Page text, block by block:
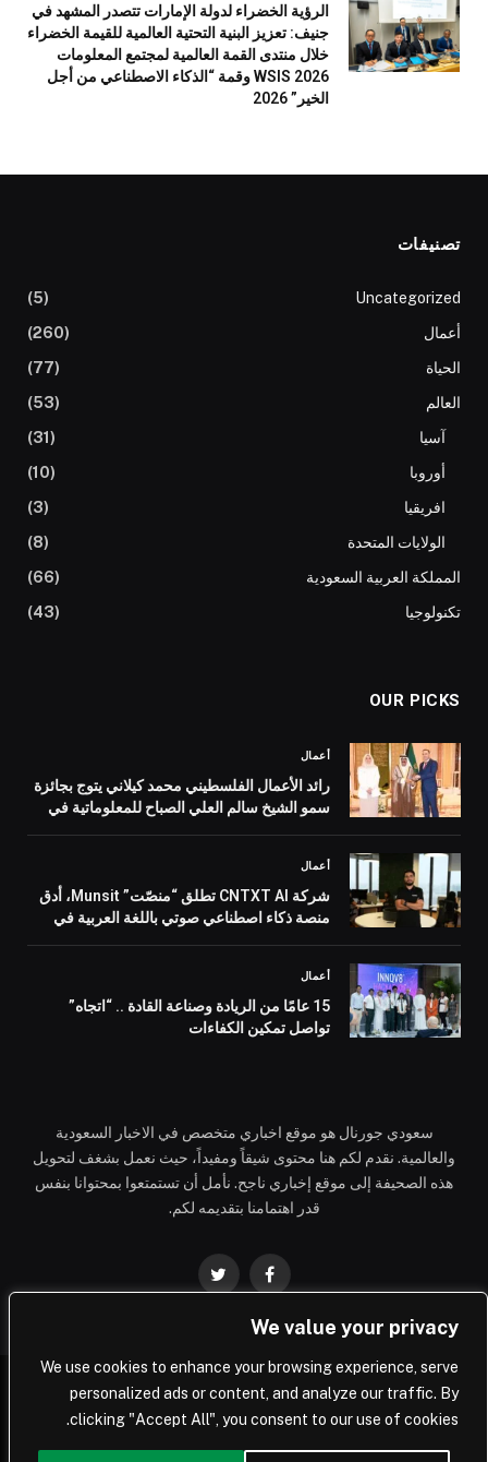
We value your privacy
We use cookies to enhance your browsing experience, serve
personalized ads or content, and analyze our traffic. By
clicking "Accept All", you consent to our use of cookies.
الرؤية الخضراء لدولة الإمارات تتصدر المشهد في
جنيف: تعزيز البنية التحتية العالمية للقيمة الخضراء
خلال منتدى القمة العالمية لمجتمع المعلومات
WSIS 2026 وقمة “الذكاء الاصطناعي من أجل
الخير” 2026
تصنيفات
Uncategorized
(5)
أعمال
(260)
الحياة
(77)
العالم
(53)
آسيا
(31)
أوروبا
(10)
افريقيا
(3)
الولايات المتحدة
(8)
المملكة العربية السعودية
(66)
تكنولوجيا
(43)
OUR PICKS
أعمال
رائد الأعمال الفلسطيني محمد كيلاني يتوج بجائزة
سمو الشيخ سالم العلي الصباح للمعلوماتية في
أعمال
شركة CNTXT AI تطلق “منصّت” Munsit، أدق
منصة ذكاء اصطناعي صوتي باللغة العربية في
أعمال
15 عامًا من الريادة وصناعة القادة .. “اتجاه”
تواصل تمكين الكفاءات
سعودي جورنال هو موقع اخباري متخصص في الاخبار السعودية
والعالمية. نقدم لكم هنا محتوى شيقاً ومفيداً، حيث نعمل بشغف لتحويل
هذه الصحيفة إلى موقع إخباري ناجح. نأمل أن تستمتعوا بمحتوانا بنفس
قدر اهتمامنا بتقديمه لكم.
فيسبوكتويتر
المملكة العربية السعودية أعمال تكنولوجيا العالم